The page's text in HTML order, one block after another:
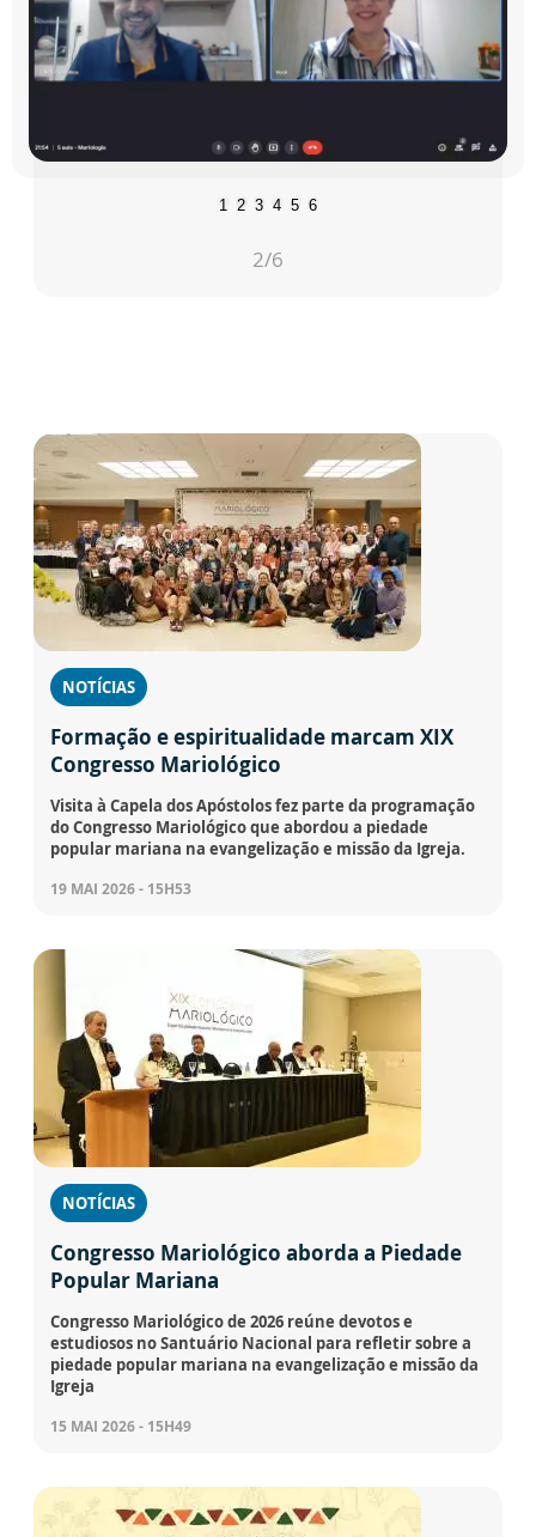
1 2 3 4 5 6
2/6
NOTÍCIAS
Formação e espiritualidade marcam XIX
Congresso Mariológico
Visita à Capela dos Apóstolos fez parte da programação
do Congresso Mariológico que abordou a piedade
popular mariana na evangelização e missão da Igreja.
19 MAI 2026 - 15H53
NOTÍCIAS
Congresso Mariológico aborda a Piedade
Popular Mariana
Congresso Mariológico de 2026 reúne devotos e
estudiosos no Santuário Nacional para refletir sobre a
piedade popular mariana na evangelização e missão da
Igreja
15 MAI 2026 - 15H49